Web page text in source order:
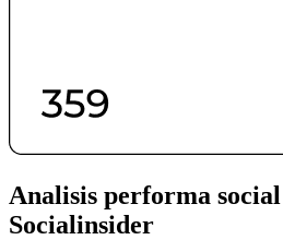
Analisis performa
Socialinsider